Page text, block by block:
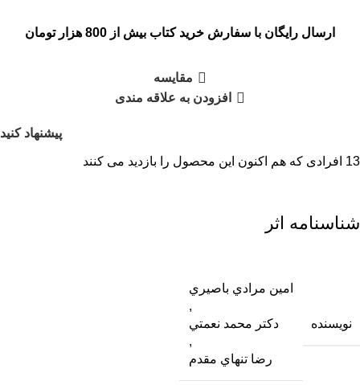
ارسال رایگان با سفارش خرید کتاب بیش از 800 هزار تومان
مقایسه
افزودن به علاقه مندی
پیشنهاد کنید
13 افرادی که هم اکنون این محصول را بازدید می کنند
شناسنامه اثر
نویسنده
امين مرادي باصيري
,
دكتر محمد نعمتي
,
رضا تنهاي مقدم